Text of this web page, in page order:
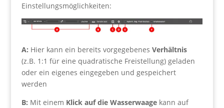
Einstellungsmöglichkeiten:
A: Hier kann ein bereits vorgegebenes Verhältnis
(z.B. 1:1 für eine quadratische Freistellung) geladen
oder ein eigenes eingegeben und gespeichert
werden
B: Mit einem Klick auf die Wasserwaagekann auf